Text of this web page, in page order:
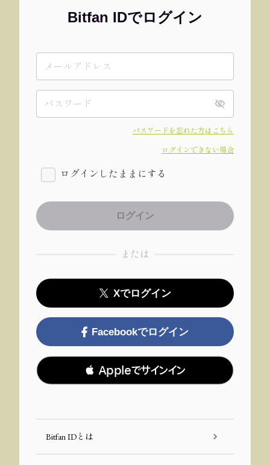
Bitfan IDでログイン
パスワードを忘れた方はこちら
ログインできない場合
ログインしたままにする
または
Xでログイン
Facebookでログイン
 Appleでサインイン
Bitfan IDとは